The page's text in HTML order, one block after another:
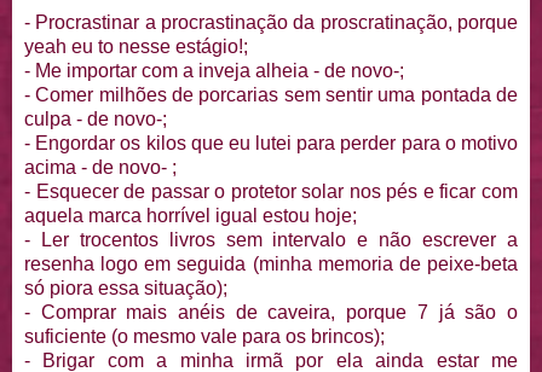
- Procrastinar a procrastinação da proscratinação, porque
yeah eu to nesse estágio!;
- Me importar com a inveja alheia - de novo-;
- Comer milhões de porcarias sem sentir uma pontada de
culpa - de novo-;
- Engordar os kilos que eu lutei para perder para o motivo
acima - de novo- ;
- Esquecer de passar o protetor solar nos pés e ficar com
aquela marca horrível igual estou hoje;
- Ler trocentos livros sem intervalo e não escrever a
resenha logo em seguida (minha memoria de peixe-beta
só piora essa situação);
- Comprar mais anéis de caveira, porque 7 já são o
suficiente (o mesmo vale para os brincos);
- Brigar com a minha irmã por ela ainda estar me